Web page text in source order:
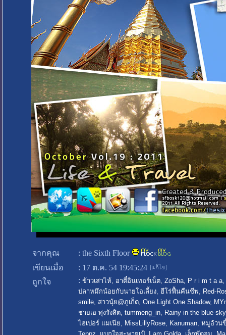
จากคุณ : the Sixth Floor
เขียนเมื่อ
: 17 ต.ค. 54 19:45:24
ถูกใจ
: ข้าวเสาไห้, อาตี๋อินเทอร์เน็ต, ZoSha, P r i m t a a,
ปลาหมึกน้อยกับนายโอเลี้ยง, ฮีโร่ฟื้นคืนชีพ, Red-
smile, สาวนุ้ย@ภูเก็ต, One Light One Shadow,
ชายเอ ทุ่งรังสิต, tummeng_in, Rainy in the blue sky
ไฮเปอร์ แมเนีย, MissLillyRose, Kanuman, หมูอ้วน